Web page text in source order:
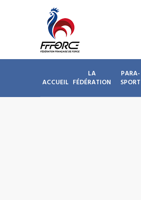
ACCUEIL
LA
FÉDÉRATION
PARA-
SPORT